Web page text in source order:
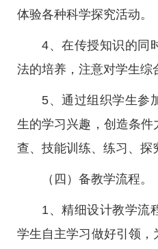
体验各种科学探究活动。
4、在传授知识的同
法的培养，注意对学生综
5、通过组织学生参
生的学习兴趣，创造条件
查、技能训练、练习、探
（四）备教学流程。
1、精细设计教学流
学生自主学习做好引领，